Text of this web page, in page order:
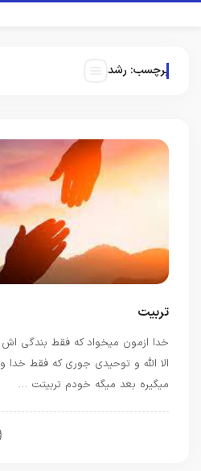
برچسب: رشد
تربیت
خدا ازمون میخواد که فقط بندگی اش
الا الله و توحیدی جوری که فقط
میگیره بعد میگه خودم تربیتت …